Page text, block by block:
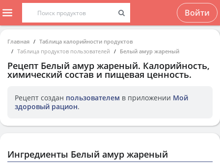
Войти
Главная
Таблица калорийности продуктов
Таблица продуктов пользователей
Белый амур жареный
Рецепт Белый амур жареный. Калорийность,
химический состав и пищевая ценность.
Рецепт создан пользователем в приложении Мой
здоровый рацион.
Ингредиенты Белый амур жареный